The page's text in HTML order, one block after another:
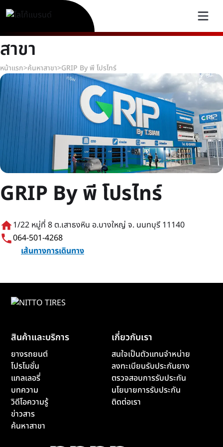
สาขา
หน้าแรก>ค้นหาสาขา>GRIP By พี โปรไทร์
GRIP By พี โปรไทร์
home1/22 หมู่ที่ 8 ต.เสาธงหิน อ.บางใหญ่ จ. นนทบุรี 11140
phone064-501-4268
เส้นทางการเดินทาง
สินค้าและบริการ
ยางรถยนต์
โปรโมชั่น
แกลเลอรี่
บทความ
วิดีโอความรู้
ข่าวสาร
ค้นหาสาขา
เกี่ยวกับเรา
สนใจเป็นตัวแทนจำหน่าย
ลงทะเบียนรับประกันยาง
ตรวจสอบการรับประกัน
นโยบายการรับประกัน
ติดต่อเรา